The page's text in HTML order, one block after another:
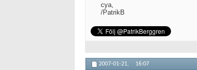
cya,
/PatrikB
2007-01-21, 16:07